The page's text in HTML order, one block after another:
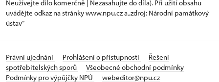
Neužívejte dílo komerčně | Nezasahujte do díla). Při užití obsahu
uvádějte odkaz na stránky www.npu.cz a „zdroj: Národní památkový
ústav“
Právní ujednání Prohlášení o přístupnosti
Řešení
spotřebitelských sporů
Všeobecné obchodní podmínky
Podmínky pro výpůjčky NPÚ
webeditor@npu.cz